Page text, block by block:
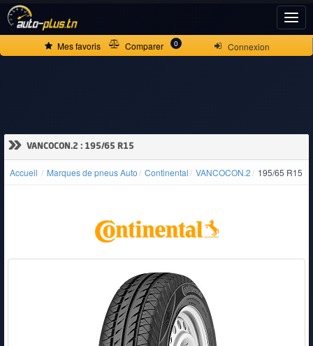
Connexion
Mes favoris Comparer 0
» VANCOCON.2 : 195/65 R15
Accueil Marques de pneus Auto Continental VANCOCON.2 195/65 R15
ACCUEIL
NEUVES